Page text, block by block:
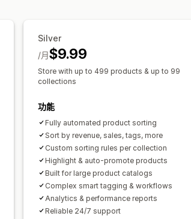
Silver
$9.99
/月
Store with up to 499 products & up to 99
collections
功能
Fully automated product sorting
Sort by revenue, sales, tags, more
Custom sorting rules per collection
Highlight & auto-promote products
Built for large product catalogs
Complex smart tagging & workflows
Analytics & performance reports
Reliable 24/7 support